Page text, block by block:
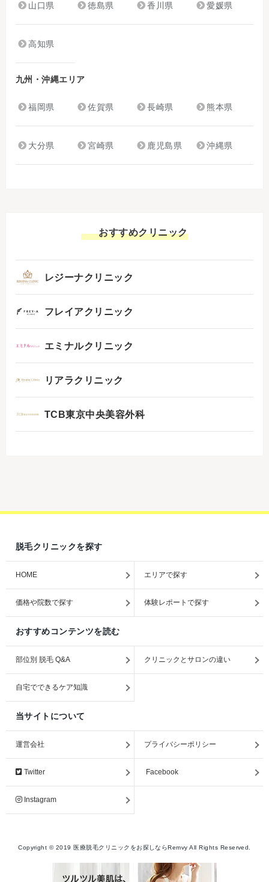
山口県 徳島県 香川県 愛媛県
高知県
九州・沖縄エリア
福岡県 佐賀県 長崎県 熊本県
大分県 宮崎県 鹿児島県 沖縄県
おすすめクリニック
レジーナクリニック
フレイアクリニック
エミナルクリニック
リアラクリニック
TCB東京中央美容外科
脱毛クリニックを探す
HOME エリアで探す
価格や院数で探す 体験レポートで探す
おすすめコンテンツを読む
部位別 脱毛 Q&A クリニックとサロンの違い
自宅でできるケア知識
当サイトについて
運営会社 プライバシーポリシー
Twitter Facebook
Instagram
Copyright © 2019 医療脱毛クリニックをお探しならRemvy All Rights Reserved.